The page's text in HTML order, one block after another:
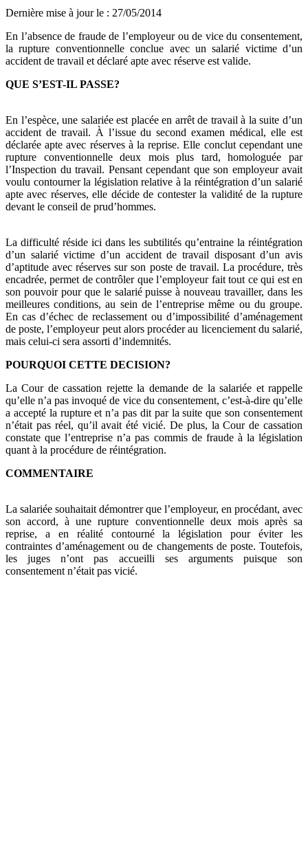
Dernière mise à jour le : 27/05/2014
En l’absence de fraude de l’employeur ou de vice du consentement,
la rupture conventionnelle conclue avec un salarié victime d’un
accident de travail et déclaré apte avec réserve est valide.
QUE S’EST-IL PASSE?
En l’espèce, une salariée est placée en arrêt de travail à la suite d’un
accident de travail. À l’issue du second examen médical, elle est
déclarée apte avec réserves à la reprise. Elle conclut cependant une
rupture conventionnelle deux mois plus tard, homologuée par
l’Inspection du travail. Pensant cependant que son employeur avait
voulu contourner la législation relative à la réintégration d’un salarié
apte avec réserves, elle décide de contester la validité de la rupture
devant le conseil de prud’hommes.
La difficulté réside ici dans les subtilités qu’entraine la réintégration
d’un salarié victime d’un accident de travail disposant d’un avis
d’aptitude avec réserves sur son poste de travail. La procédure, très
encadrée, permet de contrôler que l’employeur fait tout ce qui est en
son pouvoir pour que le salarié puisse à nouveau travailler, dans les
meilleures conditions, au sein de l’entreprise même ou du groupe.
En cas d’échec de reclassement ou d’impossibilité d’aménagement
de poste, l’employeur peut alors procéder au licenciement du salarié,
mais celui-ci sera assorti d’indemnités.
POURQUOI CETTE DECISION?
La Cour de cassation rejette la demande de la salariée et rappelle
qu’elle n’a pas invoqué de vice du consentement, c’est-à-dire qu’elle
a accepté la rupture et n’a pas dit par la suite que son consentement
n’était pas réel, qu’il avait été vicié. De plus, la Cour de cassation
constate que l’entreprise n’a pas commis de fraude à la législation
quant à la procédure de réintégration.
COMMENTAIRE
La salariée souhaitait démontrer que l’employeur, en procédant, avec
son accord, à une rupture conventionnelle deux mois après sa
reprise, a en réalité contourné la législation pour éviter les
contraintes d’aménagement ou de changements de poste. Toutefois,
les juges n’ont pas accueilli ses arguments puisque son
consentement n’était pas vicié.